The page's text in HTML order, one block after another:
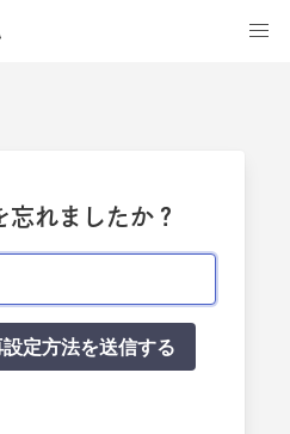
忘れましたか？